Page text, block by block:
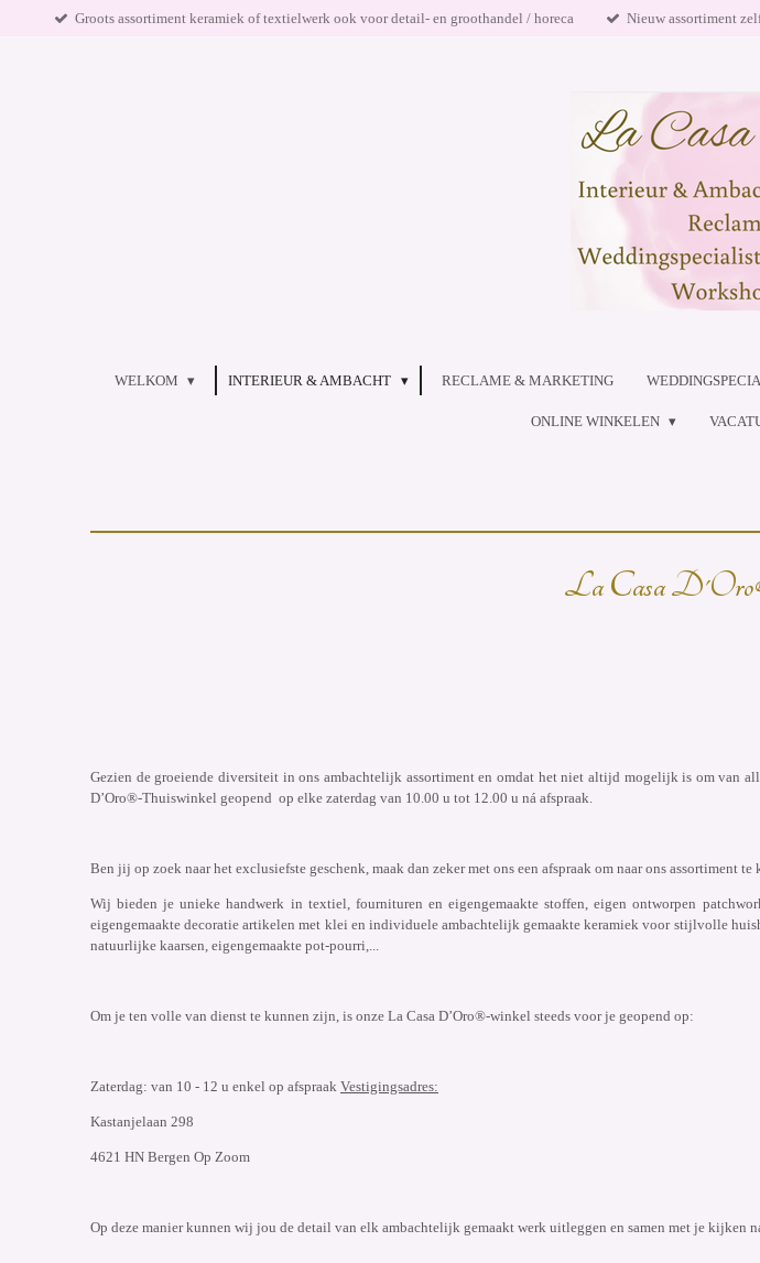
Groots assortiment keramiek of textielwerk ook voor detail- en groothandel / horeca Nieuw assortiment
WELKOM INTERIEUR & AMBACHT RECLAME & MARKETING
ONLINE WINKELEN
La Casa
Gezien de groeiende diversiteit in ons ambachtelijk assortiment en omdat het niet altijd mogelijk is om van
D’Oro®-Thuiswinkel geopend op elke zaterdag van 10.00 u tot 12.00 u ná afspraak.
Ben jij op zoek naar het exclusiefste geschenk, maak dan zeker met ons een afspraak om naar ons assortiment te
Wij bieden je unieke handwerk in textiel, fournituren en eigengemaakte stoffen, eigen ontworpen
eigengemaakte decoratie artikelen met klei en individuele ambachtelijk gemaakte keramiek voor stijlvolle
natuurlijke kaarsen, eigengemaakte pot-pourri,...
Om je ten volle van dienst te kunnen zijn, is onze La Casa D’Oro®-winkel steeds voor je geopend op:
Zaterdag: van 10 - 12 u enkel op afspraak Vestigingsadres:
Kastanjelaan 298
4621 HN Bergen Op Zoom
Op deze manier kunnen wij jou de detail van elk ambachtelijk gemaakt werk uitleggen en samen met je kijken